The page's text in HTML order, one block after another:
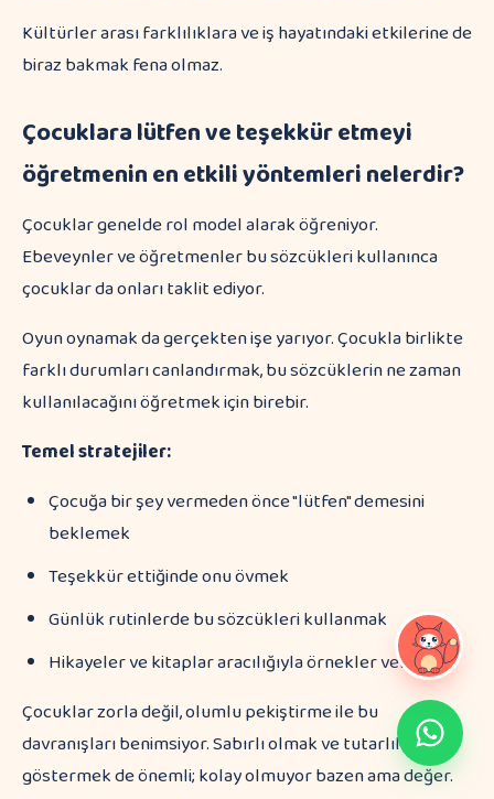
Kültürler arası farklılıklara ve iş hayatındaki etkilerine de
biraz bakmak fena olmaz.
Çocuklara lütfen ve teşekkür etmeyi
öğretmenin en etkili yöntemleri nelerdir?
Çocuklar genelde rol model alarak öğreniyor.
Ebeveynler ve öğretmenler bu sözcükleri kullanınca
çocuklar da onları taklit ediyor.
Oyun oynamak da gerçekten işe yarıyor. Çocukla birlikte
farklı durumları canlandırmak, bu sözcüklerin ne zaman
kullanılacağını öğretmek için birebir.
Temel stratejiler:
Çocuğa bir şey vermeden önce "lütfen" demesini
beklemek
Teşekkür ettiğinde onu övmek
Günlük rutinlerde bu sözcükleri kullanmak
Hikayeler ve kitaplar aracılığıyla örnekler vermek
Çocuklar zorla değil, olumlu pekiştirme ile bu
davranışları benimsiyor. Sabırlı olmak ve tutarlılık
göstermek de önemli; kolay olmuyor bazen ama değer.